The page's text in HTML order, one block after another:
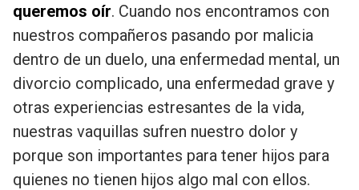
queremos oír. Cuando nos encontramos con
nuestros compañeros pasando por malicia
dentro de un duelo, una enfermedad mental, un
divorcio complicado, una enfermedad grave y
otras experiencias estresantes de la vida,
nuestras vaquillas sufren nuestro dolor y
porque son importantes para tener hijos para
quienes no tienen hijos algo mal con ellos.